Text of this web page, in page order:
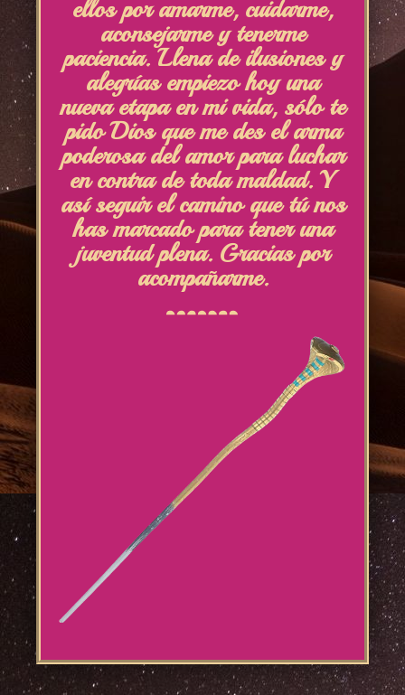
ellos por amarme, cuidarme,
aconsejarme y tenerme
paciencia. Llena de ilusiones y
alegrías empiezo hoy una
nueva etapa en mi vida, sólo te
pido Dios que me des el arma
poderosa del amor para luchar
en contra de toda maldad. Y
así seguir el camino que tú nos
has marcado para tener una
juventud plena. Gracias por
acompañarme.